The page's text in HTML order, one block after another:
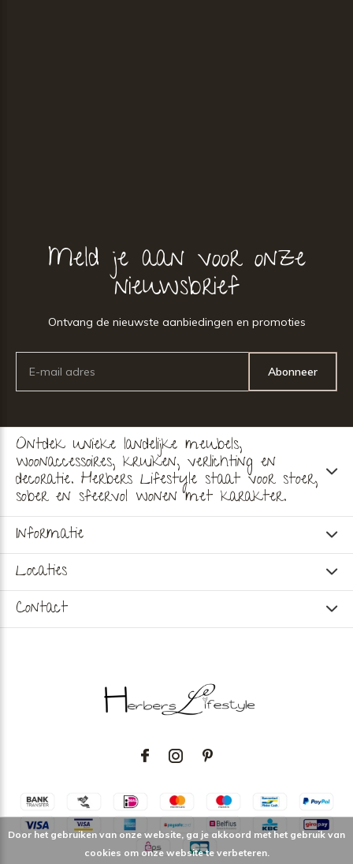
Meld je aan voor onze
nieuwsbrief
Ontvang de nieuwste aanbiedingen en promoties
Abonneer
Ontdek unieke landelijke meubels,
woonaccessoires, kruiken, verlichting en
decoratie. Herbers Lifestyle staat voor stoer,
sober en sfeervol wonen met karakter.
Informatie
Locaties
Contact
Door het gebruiken van onze website, ga je akkoord met het gebruik van
cookies om onze website te verbeteren.